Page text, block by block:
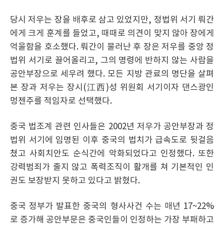
당시 저우는 장을 배후로 삼고 있었지만, 정법위 서기 뤄간
에게 크게 훈계를 들었고, 때때로 의견이 맞지 않아 장에게
억울함을 호소했다. 뤄간이 물러난 후 장은 저우를 중앙 정
법위 서기로 끌어올리고, 그의 명령에 반하지 않는 사람을
공안부장으로 세우려 했다. 모든 지방 관료의 명단을 살펴
본 장과 저우는 장시(江西)성 위원회 서기이자 댄스광인
멍젠주를 적임자로 선택했다.
중국 법조계 관련 인사들은 2002년 저우가 공안부장과 정
법위 서기에 임명된 이후 중국의 법치가 급속도로 뒷걸음
쳤고 사회치안도 순식간에 악화되었다고 인정했다. 또한
강력범죄가 줄지 않고 폭력조직이 활개를 쳐 기본적인 인
권도 보장받지 못하고 있다고 밝혔다.
중국 정부가 발표한 중국의 형사사건 수는 매년 17~22%
로 증가해 공안부문은 중국인들이 인정하는 가장 부패하고